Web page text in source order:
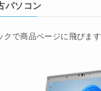
パソコン
で商品ページに飛びます